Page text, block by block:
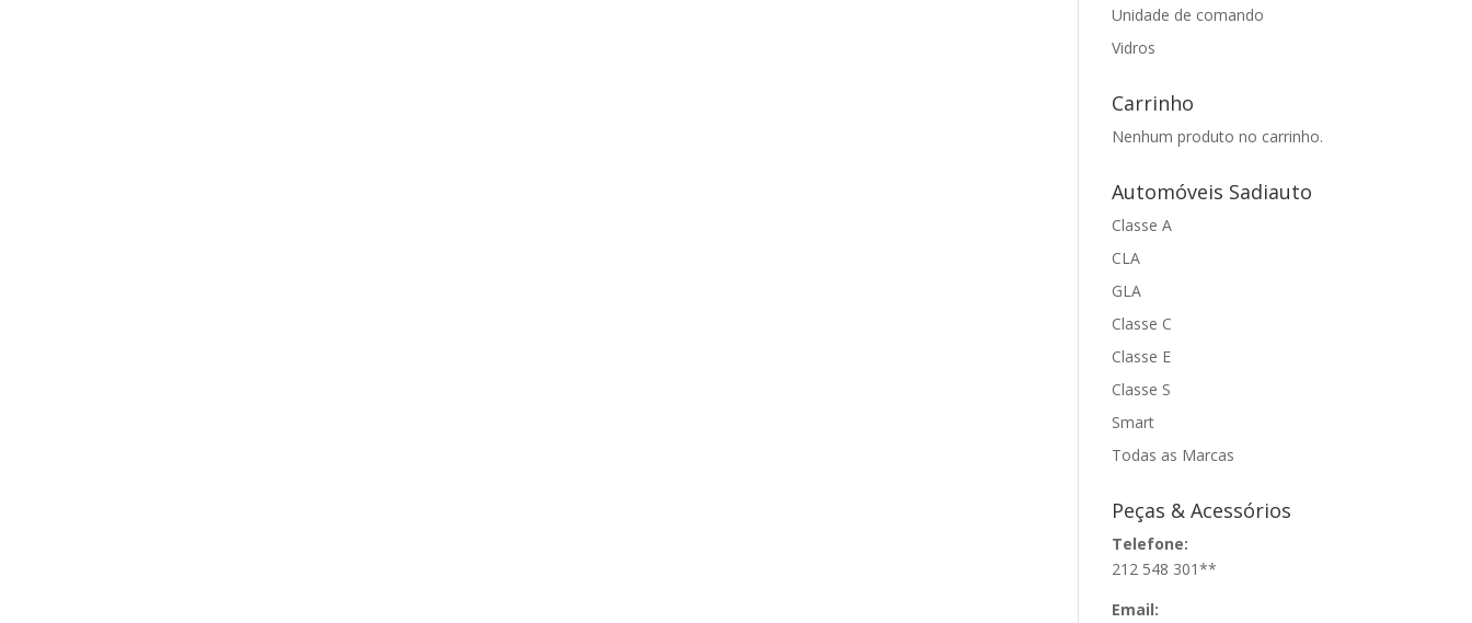
Unidade de comando
Vidros
Carrinho
Nenhum produto no carrinho.
Automóveis Sadiauto
Classe A
CLA
GLA
Classe C
Classe E
Classe S
Smart
Todas as Marcas
Peças & Acessórios
Telefone:
212 548 301**
Email: